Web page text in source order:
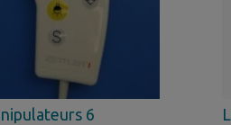
6